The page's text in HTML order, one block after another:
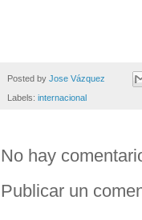
Posted by Jose Vázquez
Labels: internacional
No hay
Publicar un